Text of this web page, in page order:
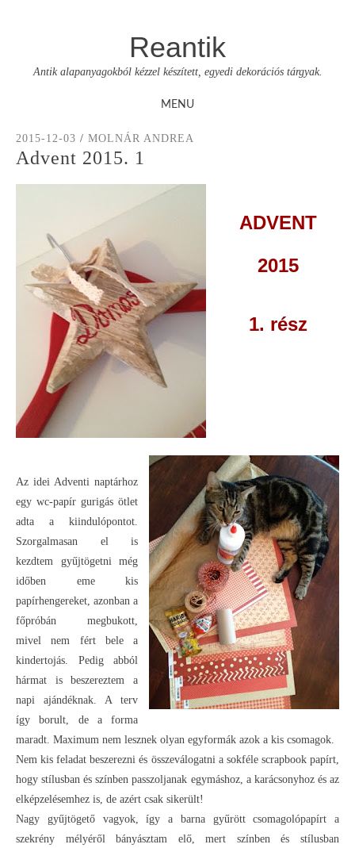
Reantik
Antik alapanyagokból kézzel készített, egyedi dekorációs tárgyak.
MENU
Skip
to
2015-12-03 / MOLNÁR ANDREA
Advent 2015. 1
ADVENT
2015
1. rész
Az idei Adventi naptárhoz
egy wc-papír gurigás ötlet
adta a kiindulópontot.
Szorgalmasan el is
kezdtem gyűjtögetni még
időben eme kis
papírhengereket, azonban a
főpróbán megbukott,
mivel nem fért bele a
kindertojás. Pedig abból
hármat is beszereztem a
napi ajándéknak. A terv
így borult, de a forma
maradt. Maximum nem lesznek olyan egyformák azok a kis csomagok.
Nem kis feladat beszerezni és összeválogatni a sokféle scrapbook papírt,
hogy stílusban és színben passzoljanak egymáshoz, a karácsonyhoz és az
elképzelésemhez is, de azért csak sikerült!
Nagy gyűjtögető vagyok, így a barna gyűrött csomagolópapírt a
szekrény mélyéről bányásztam elő, mert színben és stílusban